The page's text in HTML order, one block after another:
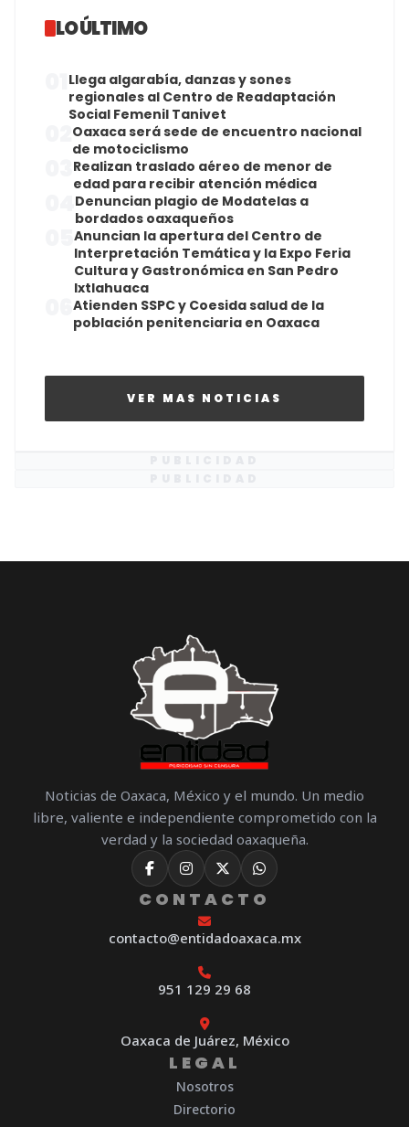
LO ÚLTIMO
Llega algarabía, danzas y sones
regionales al Centro de Readaptación
Social Femenil Tanivet
Oaxaca será sede de encuentro nacional
de motociclismo
Realizan traslado aéreo de menor de
edad para recibir atención médica
Denuncian plagio de Modatelas a
bordados oaxaqueños
Anuncian la apertura del Centro de
Interpretación Temática y la Expo Feria
Cultura y Gastronómica en San Pedro
Ixtlahuaca
Atienden SSPC y Coesida salud de la
población penitenciaria en Oaxaca
VER MAS NOTICIAS
Noticias de Oaxaca, México y el mundo. Un medio
libre, valiente e independiente comprometido con la
verdad y la sociedad oaxaqueña.
CONTACTO
contacto@entidadoaxaca.mx
951 129 29 68
Oaxaca de Juárez, México
LEGAL
Nosotros
Directorio